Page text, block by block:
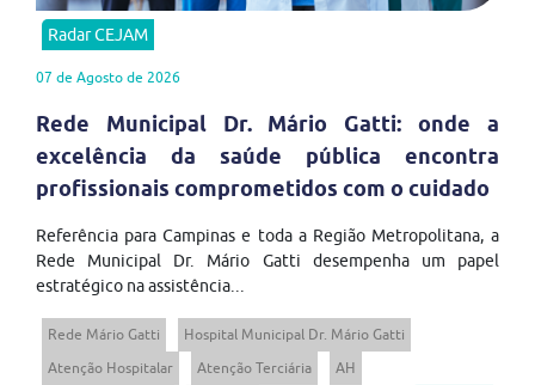
Radar CEJAM
07 de Agosto de 2026
Rede Municipal Dr. Mário Gatti: onde a
excelência da saúde pública encontra
profissionais comprometidos com o cuidado
Referência para Campinas e toda a Região Metropolitana, a
Rede Municipal Dr. Mário Gatti desempenha um papel
estratégico na assistência...
Rede Mário Gatti
Hospital Municipal Dr. Mário Gatti
Atenção Hospitalar
Atenção Terciária
AH